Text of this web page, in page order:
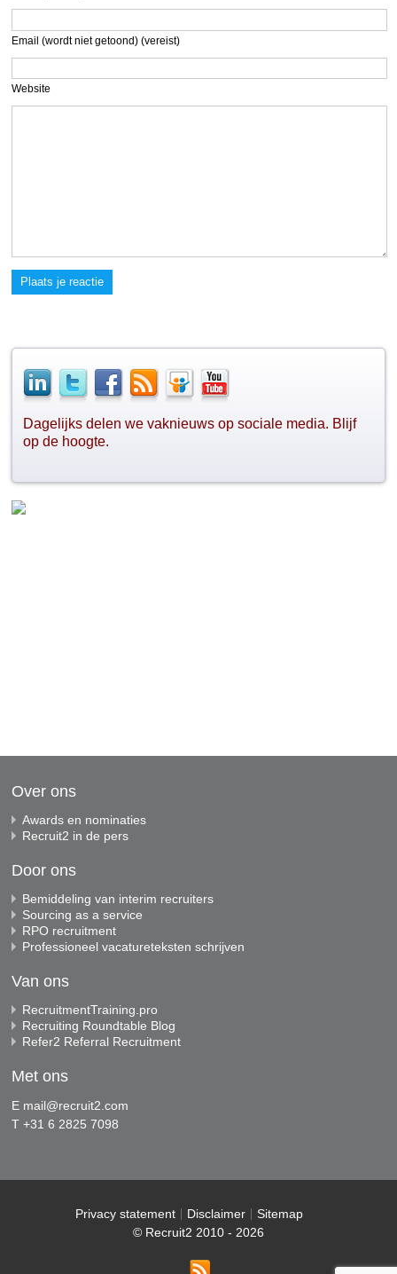
Email (wordt niet getoond) (vereist)
Website
Plaats je reactie
Dagelijks delen we vaknieuws op sociale media. Blijf
op de hoogte.
Over ons
Awards en nominaties
Recruit2 in de pers
Door ons
Bemiddeling van interim recruiters
Sourcing as a service
RPO recruitment
Professioneel vacatureteksten schrijven
Van ons
RecruitmentTraining.pro
Recruiting Roundtable Blog
Refer2 Referral Recruitment
Met ons
E mail@recruit2.com
T +31 6 2825 7098
Privacy statement Disclaimer
Sitemap
© Recruit2 2010 - 2026